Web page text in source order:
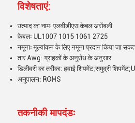
विशेषताएं:
उत्पाद का नामः एलवीडीएस केबल असेंबली
केबलः UL1007 1015 1061 2725
नमूनाः मूल्यांकन के लिए नमूना प्रदान किया जा
तार Awg: ग्राहकों के अनुरोध के अनुसार
डिलीवरी का तरीका: हवाई शिपमेंट;समुद्री
अनुपालन: ROHS
तकनीकी मापदंडः